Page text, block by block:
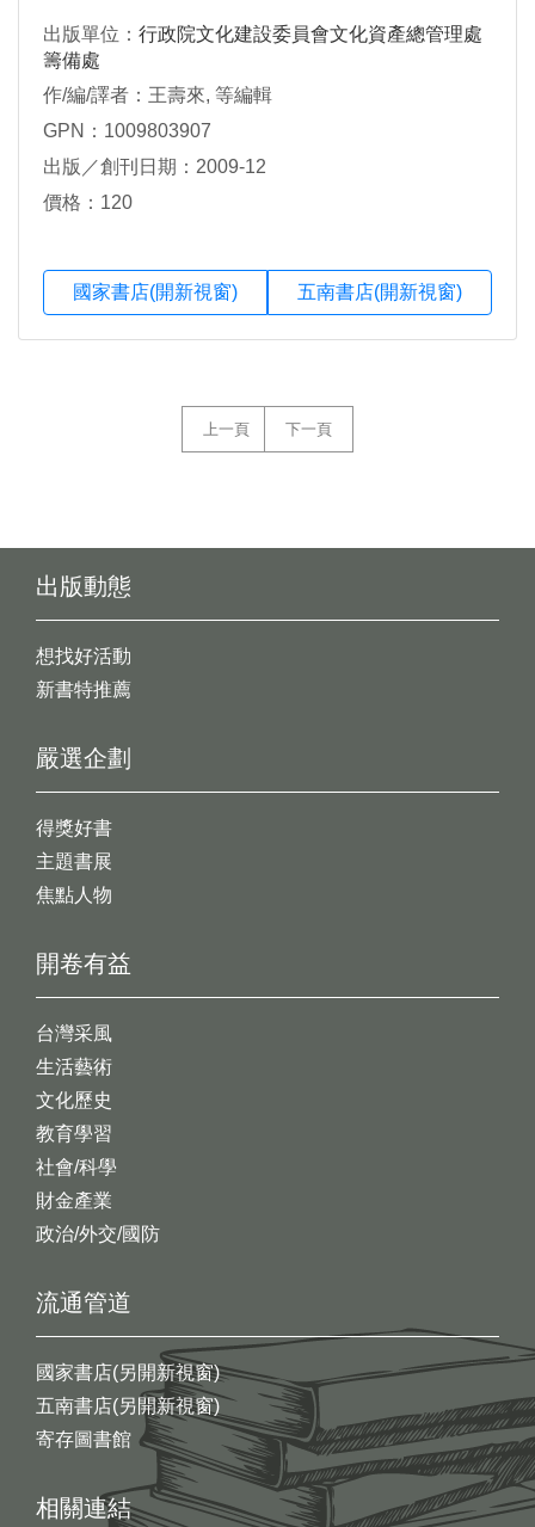
出版單位： 行政院文化建設委員會文化資產總管理處
籌備處
作/編/譯者：王壽來, 等編輯
GPN：1009803907
出版／創刊日期：2009-12
價格：120
國家書店(開新視窗) 五南書店(開新視窗)
上一頁 下一頁
出版動態
想找好活動
新書特推薦
開卷有益
台灣采風
生活藝術
文化歷史
教育學習
社會/科學
財金產業
政治/外交/國防
嚴選企劃
得獎好書
主題書展
焦點人物
流通管道
國家書店(另開新視窗)
五南書店(另開新視窗)
寄存圖書館
相關連結